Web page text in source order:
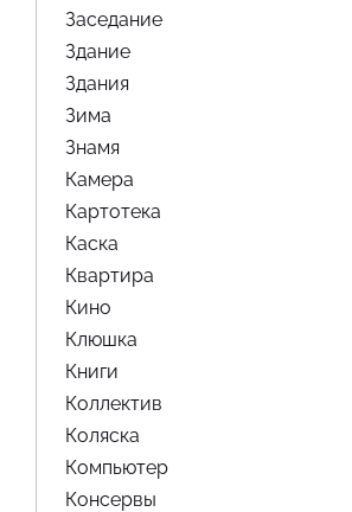
Заседание
Здание
Здания
Зима
Знамя
Камера
Картотека
Каска
Квартира
Кино
Клюшка
Книги
Коллектив
Коляска
Компьютер
Консервы